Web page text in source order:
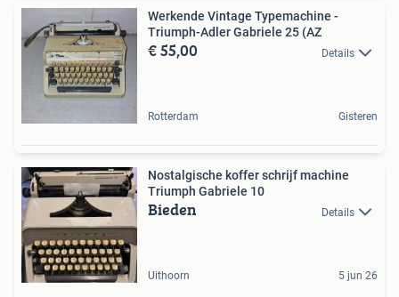
Werkende Vintage Typemachine -
Triumph-Adler Gabriele 25 (AZ
€ 55,00 Details
Rotterdam Gisteren
Nostalgische koffer schrijf machine
Triumph Gabriele 10
Bieden Details
Uithoorn 5 jun 26